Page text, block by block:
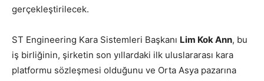
gerçekleştirilecek.
ST Engineering Kara Sistemleri Başkanı Lim Kok Ann, bu
iş birliğinin, şirketin son yıllardaki ilk uluslararası kara
platformu sözleşmesi olduğunu ve Orta Asya pazarına